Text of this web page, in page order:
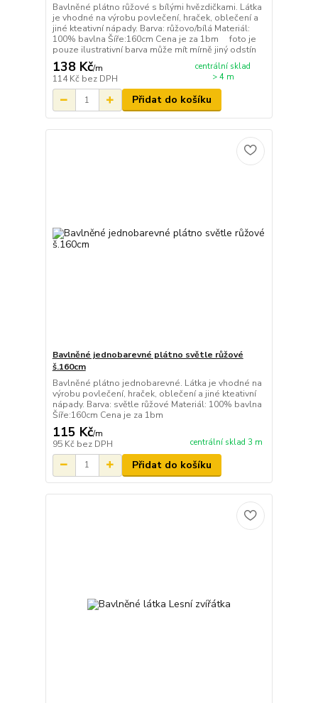
Bavlněné plátno růžové s bílými hvězdičkami. Látka
je vhodné na výrobu povlečení, hraček, oblečení a
jiné kteativní nápady. Barva: růžovo/bílá Materiál:
100% bavlna Šíře:160cm Cena je za 1bm foto je
pouze ilustrativní barva může mít mírně jiný odstín
138 Kč/m
114 Kč bez DPH
centrální sklad
> 4 m
Přidat do košíku
Bavlněné jednobarevné plátno světle růžové
š.160cm
Bavlněné plátno jednobarevné. Látka je vhodné na
výrobu povlečení, hraček, oblečení a jiné kteativní
nápady. Barva: světle růžové Materiál: 100% bavlna
Šíře:160cm Cena je za 1bm
115 Kč/m
95 Kč bez DPH centrální sklad 3 m
Přidat do košíku